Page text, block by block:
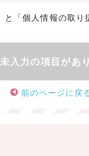
した個人情報は、以下
対する回答及び資料送
けサービスの提供
・改善のための分析
と「個人情報の取
未入力の項目があ
前のページに戻